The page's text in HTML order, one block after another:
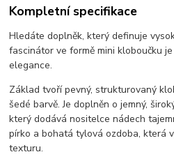
Kompletní specifikace
Hledáte doplněk, který definuje
fascinátor ve formě mini kloboučku
elegance.
Základ tvoří pevný, strukturovaný
šedé barvě. Je doplněn o jemný,
který dodává nositelce nádech
pírko a bohatá tylová ozdoba, která
texturu.